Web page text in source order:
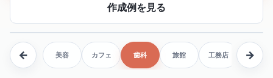
作成例を見る
← 美容 カフェ 歯科 旅館 工務店 不動産
→